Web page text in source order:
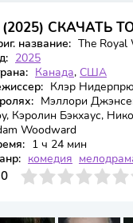
СКАЧАТЬ
название: The Royal
2025
Канада, США
Клэр
Мэллори
Кэролин Бэкхаус,
Woodward
1 ч 24 мин
комедия
0
4 6 7 8 9 10